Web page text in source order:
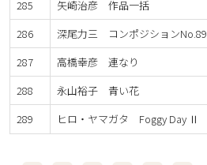
285
矢崎治彦 作品一括
286
深尾力三 コンポジションNo.89
287
高橋幸彦 連なり
288
永山裕子 青い花
289
ヒロ・ヤマガタ Foggy Day Ⅱ